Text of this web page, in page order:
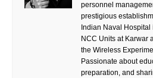
personnel
prestigious
Indian Naval
NCC Units at Karwar
the Wireless
Passionate about
preparation, and